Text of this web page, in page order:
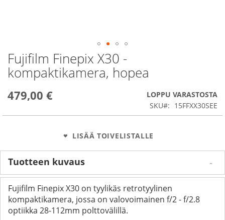
Fujifilm Finepix X30 -
kompaktikamera, hopea
479,00 €
LOPPU VARASTOSTA
SKU
15FFXX30SEE
LISÄÄ TOIVELISTALLE
Skip
to
the
of
Tuotteen kuvaus
Fujifilm Finepix X30 on tyylikäs retrotyylinen
kompaktikamera, jossa on valovoimainen f/2 - f/2.8
optiikka 28-112mm polttovälillä.